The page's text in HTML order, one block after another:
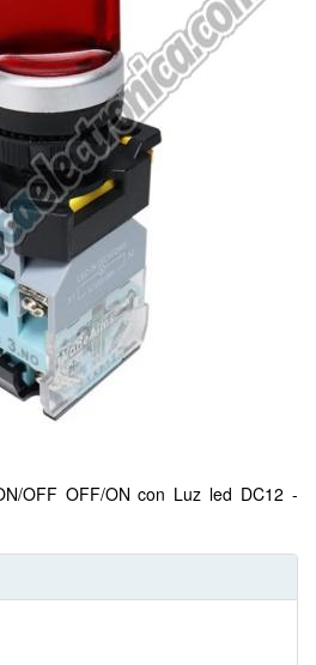
OFF OFF/ON con Luz led DC12 -